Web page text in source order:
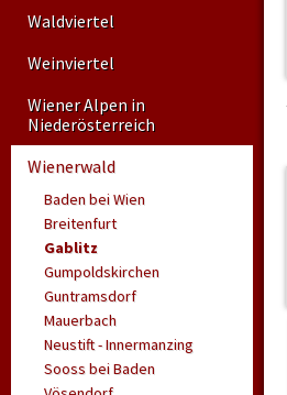
Waldviertel
Weinviertel
Wiener Alpen in
Niederösterreich
Wienerwald
Baden bei Wien
Breitenfurt
Gablitz
Gumpoldskirchen
Guntramsdorf
Mauerbach
Neustift - Innermanzing
Sooss bei Baden